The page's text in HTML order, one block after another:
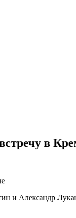
в
и Александр